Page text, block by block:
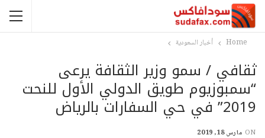
Home أخبار السعودية
ثقافي / سمو وزير الثقافة يرعى
“سمبوزيوم طويق الدولي الأول للنحت
2019” في حي السفارات بالرياض
ON مارس 18, 2019